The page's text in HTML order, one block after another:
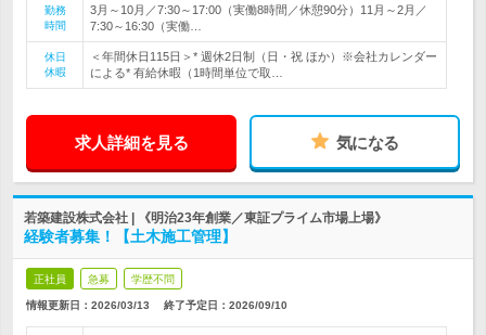
勤務
時間
3月～10月／7:30～17:00（実働8時間／休憩90分）11月～2月／
7:30～16:30（実働…
休日
休暇
＜年間休日115日＞* 週休2日制（日・祝 ほか）※会社カレンダー
による* 有給休暇（1時間単位で取…
求人詳細を見る 気になる
若築建設株式会社 | 《明治23年創業／東証プライム市場上場》
経験者募集！【土木施工管理】
正社員 急募 学歴不問
情報更新日：2026/03/13 終了予定日： 2026/09/10